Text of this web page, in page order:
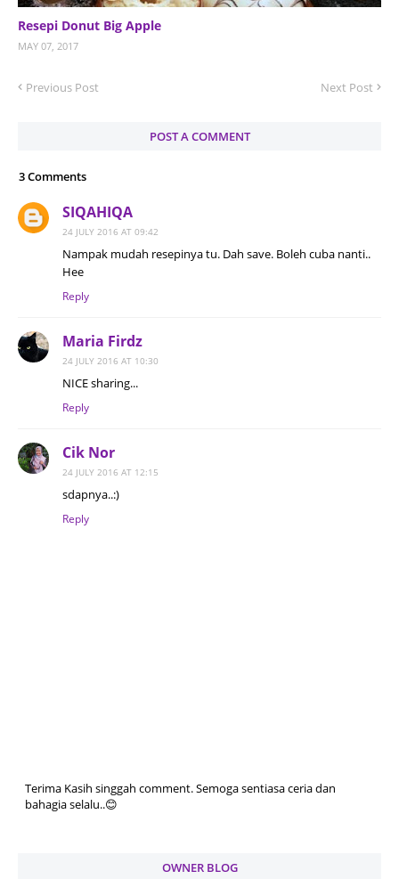
Resepi Donut Big Apple
MAY 07, 2017
Previous Post Next Post
POST A COMMENT
3 Comments
SIQAHIQA
24 JULY 2016 AT 09:42
Nampak mudah resepinya tu. Dah save. Boleh cuba nanti..
Hee
Reply
Maria Firdz
24 JULY 2016 AT 10:30
NICE sharing...
Reply
Cik Nor
24 JULY 2016 AT 12:15
sdapnya..:)
Reply
Terima Kasih singgah comment. Semoga sentiasa ceria dan
bahagia selalu..😊
OWNER BLOG